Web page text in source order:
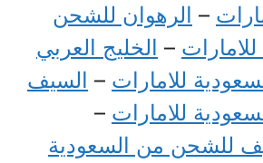
– الرهوان للشحن
– الخليج العربي
للامارات – السيف
للامارات –
للشحن من السعودية